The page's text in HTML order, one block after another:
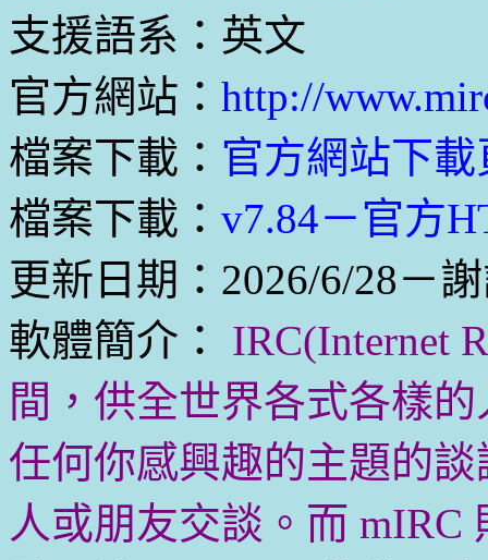
支援語系：英文
官方網站： http://
檔案下載： 官方網站下載
檔案下載： v7.84－官方
更新日期：2026/6/28－
軟體簡介：
IRC(Internet
間，供全世界各式各樣
任何你感興趣的主題的
人或朋友交談。而 mIRC